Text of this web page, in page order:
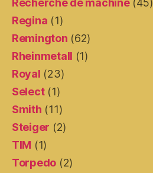
Recherche de machine(45)
Regina (1)
Remington (62)
Rheinmetall (1)
Royal (23)
Select(1)
Smith (11)
Steiger (2)
TIM (1)
Torpedo (2)